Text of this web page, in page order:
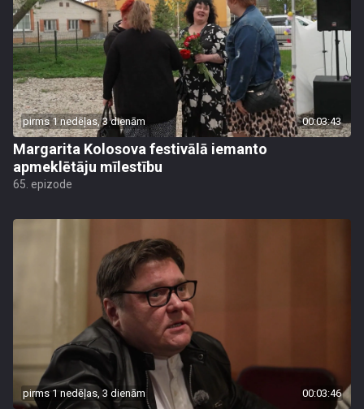
pirms 1 nedēļas, 3 dienām 00:03:43
Margarita Kolosova festivālā iemanto
apmeklētāju mīlestību
65. epizode
pirms 1 nedēļas, 3 dienām 00:03:46